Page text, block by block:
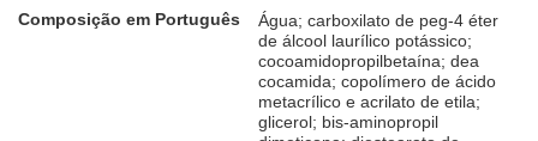
Composição em Português
Água; carboxilato de peg-4 éter
de álcool laurílico potássico;
cocoamidopropilbetaína; dea
cocamida; copolímero de ácido
metacrílico e acrilato de etila;
glicerol; bis-aminopropil